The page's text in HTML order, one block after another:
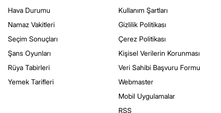
Hava Durumu
Namaz Vakitleri
Seçim Sonuçları
Şans Oyunları
Rüya Tabirleri
Yemek Tarifleri
Kullanım Şartları
Gizlilik Politikası
Çerez Politikası
Kişisel Verilerin Korunması
Veri Sahibi Başvuru Formu
Webmaster
Mobil Uygulamalar
RSS